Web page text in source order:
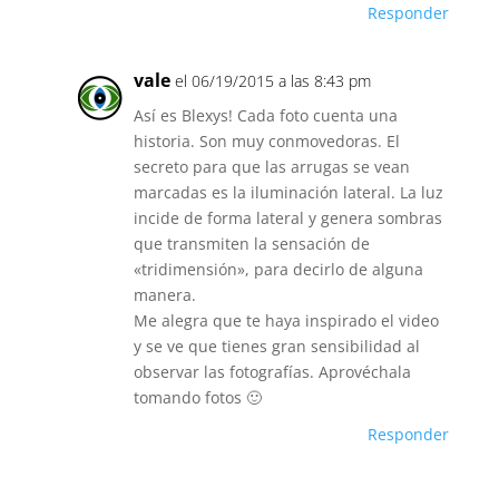
Responder
vale el 06/19/2015 a las 8:43 pm
Así es Blexys! Cada foto cuenta una
historia. Son muy conmovedoras. El
secreto para que las arrugas se vean
marcadas es la iluminación lateral. La luz
incide de forma lateral y genera sombras
que transmiten la sensación de
«tridimensión», para decirlo de alguna
manera.
Me alegra que te haya inspirado el video
y se ve que tienes gran sensibilidad al
observar las fotografías. Aprovéchala
tomando fotos 🙂
Responder